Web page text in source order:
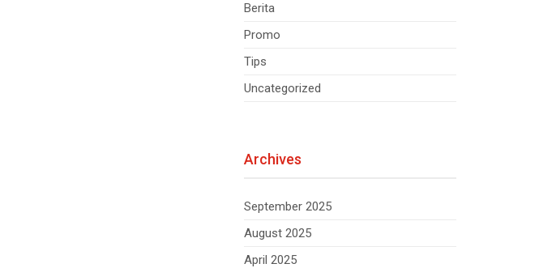
Berita
Promo
Tips
Uncategorized
Archives
September 2025
August 2025
April 2025